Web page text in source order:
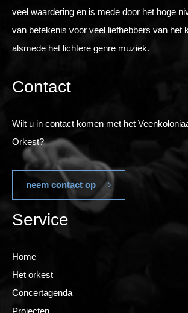
veel waardering en is mede door het hoge
van betekenis voor veel liefhebbers van het
alsmede het lichtere genre muziek.
Contact
Wilt u in contact komen met het
Orkest?
neem contact op
Service
Home
Het orkest
Concertagenda